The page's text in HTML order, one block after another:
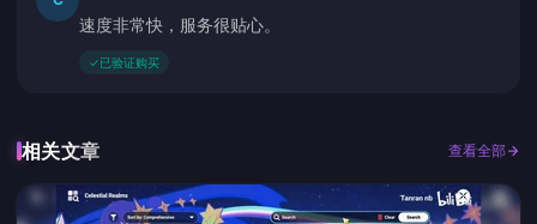
速度非常快，服务很贴心。
✓已验证购买
相关文章 查看全部